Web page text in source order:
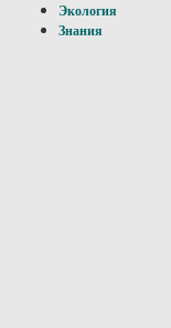
Экология
Знания